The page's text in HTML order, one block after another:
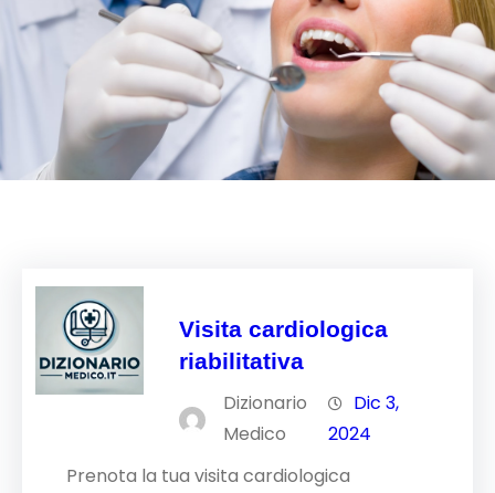
Visita cardiologica
riabilitativa
Dizionario
Medico
Dic 3,
2024
Prenota la tua visita cardiologica